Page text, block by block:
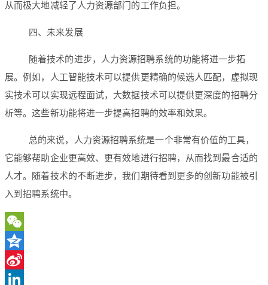
从而极大地减轻了人力资源部门的工作负担。
四、未来发展
随着技术的进步，人力资源招聘系统的功能将进一步拓
展。例如，人工智能技术可以提供更精确的候选人匹配，虚拟现
实技术可以实现远程面试，大数据技术可以提供更深度的招聘分
析等。这些新功能将进一步提高招聘的效率和效果。
总的来说，人力资源招聘系统是一个非常有价值的工具，
它能够帮助企业更高效、更有效地进行招聘，从而找到最合适的
人才。随着技术的不断进步，我们期待看到更多的创新功能被引
入到招聘系统中。
WeChat
Qzone
Sina